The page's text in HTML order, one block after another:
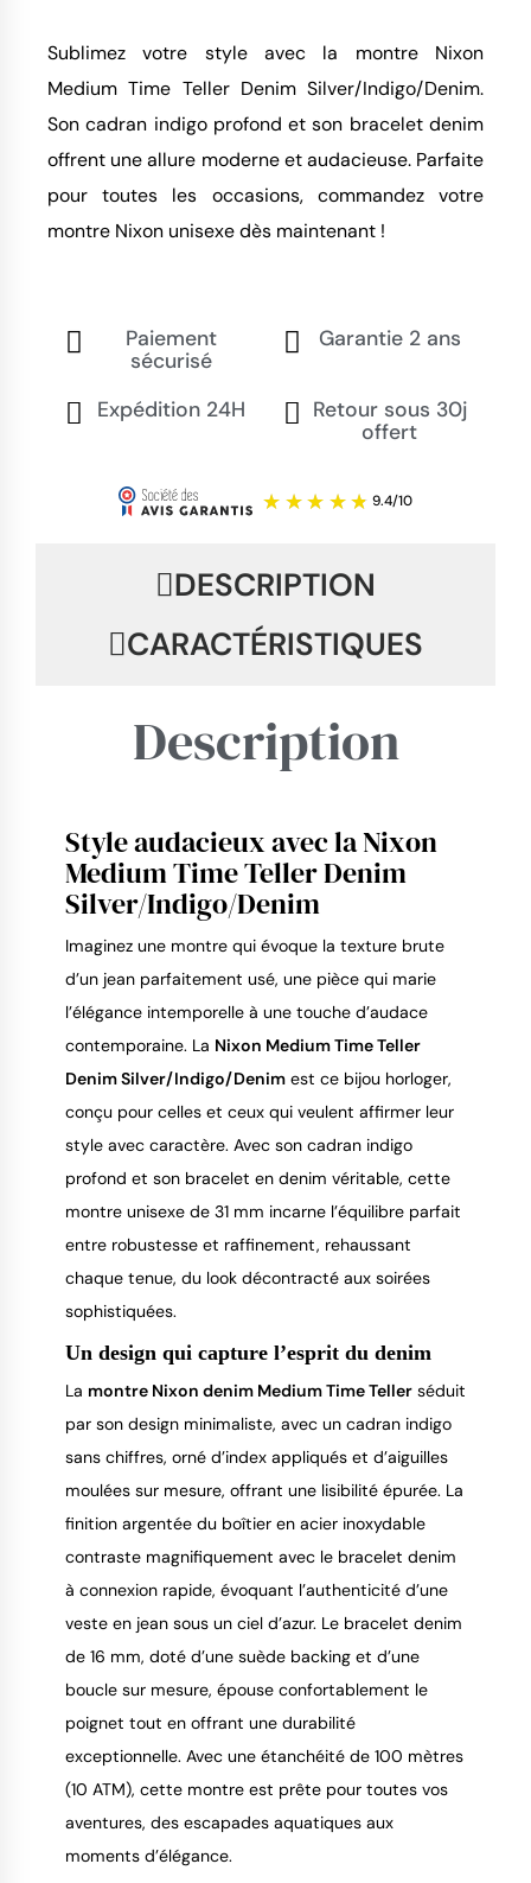
Sublimez votre style avec la montre Nixon
Medium Time Teller Denim Silver/Indigo/Denim.
Son cadran indigo profond et son bracelet denim
offrent une allure moderne et audacieuse. Parfaite
pour toutes les occasions, commandez votre
montre Nixon unisexe dès maintenant !
Paiement
sécurisé
Garantie 2 ans
Expédition 24H
Retour sous 30j
offert
DESCRIPTION
CARACTÉRISTIQUES
Description
Style audacieux avec la Nixon
Medium Time Teller Denim
Silver/Indigo/Denim
Imaginez une montre qui évoque la texture brute
d’un jean parfaitement usé, une pièce qui marie
l’élégance intemporelle à une touche d’audace
contemporaine. La Nixon Medium Time Teller
Denim Silver/Indigo/Denim est ce bijou horloger,
conçu pour celles et ceux qui veulent affirmer leur
style avec caractère. Avec son cadran indigo
profond et son bracelet en denim véritable, cette
montre unisexe de 31 mm incarne l’équilibre parfait
entre robustesse et raffinement, rehaussant
chaque tenue, du look décontracté aux soirées
sophistiquées.
Un design qui capture l’esprit du denim
La montre Nixon denim Medium Time Teller séduit
par son design minimaliste, avec un cadran indigo
sans chiffres, orné d’index appliqués et d’aiguilles
moulées sur mesure, offrant une lisibilité épurée. La
finition argentée du boîtier en acier inoxydable
contraste magnifiquement avec le bracelet denim
à connexion rapide, évoquant l’authenticité d’une
veste en jean sous un ciel d’azur. Le bracelet denim
de 16 mm, doté d’une suède backing et d’une
boucle sur mesure, épouse confortablement le
poignet tout en offrant une durabilité
exceptionnelle. Avec une étanchéité de 100 mètres
(10 ATM), cette montre est prête pour toutes vos
aventures, des escapades aquatiques aux
moments d’élégance.